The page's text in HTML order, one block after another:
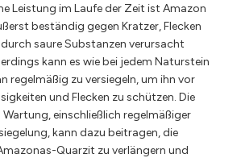
Leistung im Laufe der Zeit ist Amazon
beständig gegen Kratzer, Flecken
saure Substanzen verursacht
kann es wie bei jedem Naturstein
regelmäßig zu versiegeln, um ihn vor
und Flecken zu schützen. Die
einschließlich regelmäßiger
kann dazu beitragen, die
Quarzit zu verlängern und